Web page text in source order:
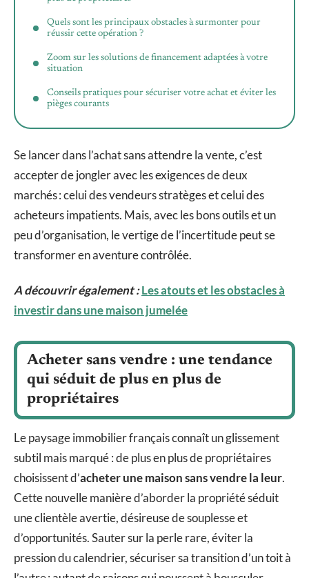
Quels sont les principaux obstacles à surmonter pour
réussir cette opération ?
Zoom sur les solutions de financement adaptées à votre
situation
Conseils pratiques pour sécuriser votre achat et éviter les
pièges courants
Se lancer dans l’achat sans attendre la vente, c’est
accepter de jongler avec les exigences de deux
marchés : celui des vendeurs stratèges et celui des
acheteurs impatients. Mais, avec les bons outils et un
peu d’organisation, le vertige de l’incertitude peut se
transformer en aventure contrôlée.
A découvrir également :Les atouts et les obstacles à
investir dans une maison jumelée
Acheter sans vendre : une tendance
qui séduit de plus en plus de
propriétaires
Le paysage immobilier français connaît un glissement
subtil mais marqué : de plus en plus de propriétaires
choisissent d’acheter une maison sans vendre la leur.
Cette nouvelle manière d’aborder la propriété séduit
une clientèle avertie, désireuse de souplesse et
d’opportunités. Sauter sur la perle rare, éviter la
pression du calendrier, sécuriser sa transition d’un toit à